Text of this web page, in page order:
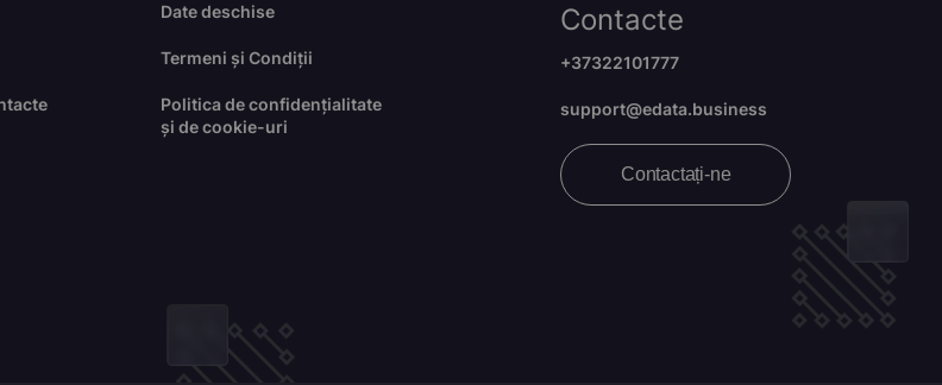
Date deschise
Termeni și Condiții
Politica de confidențialitate
și de cookie-uri
Contacte
+37322101777
support@edata.business
Contactați-ne